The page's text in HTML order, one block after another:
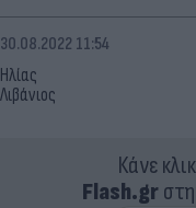
Ηλίας
Λιβάνιος
30.08.2022 11:54
Κάνε
Flash.gr